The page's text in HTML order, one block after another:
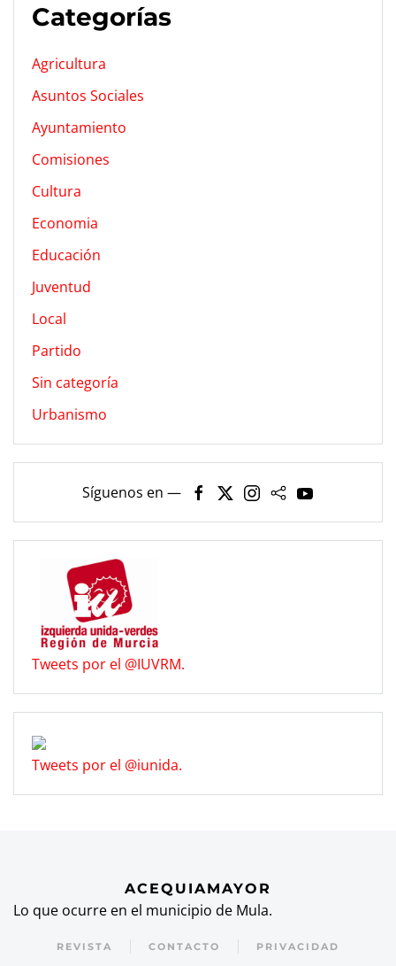
Categorías
Agricultura
Asuntos Sociales
Ayuntamiento
Comisiones
Cultura
Economia
Educación
Juventud
Local
Partido
Sin categoría
Urbanismo
Síguenos en —
Tweets por el @IUVRM.
Tweets por el @iunida.
ACEQUIAMAYOR
Lo que ocurre en el municipio de Mula.
REVISTA CONTACTO PRIVACIDAD